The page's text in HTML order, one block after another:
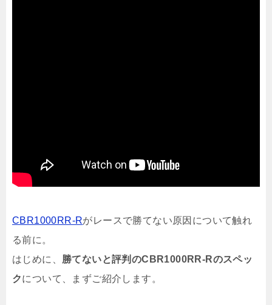
CBR1000RR-Rがレースで勝てない原因について触れ
る前に。
はじめに、 勝てないと評判のCBR1000RR-Rのスペッ
クについて、まずご紹介します。